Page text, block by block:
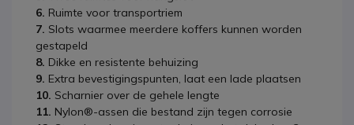
6. Ruimte voor transportriem
7. Slots waarmee meerdere koffers kunnen worden
gestapeld
8. Dikke en resistente behuizing
9. Extra bevestigingspunten, laat een lade plaatsen
10. Scharnier over de gehele lengte
11. Nylon®-assen die bestand zijn tegen corrosie